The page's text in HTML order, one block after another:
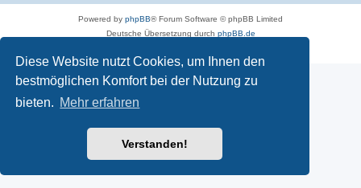
Diese Website nutzt Cookies, um Ihnen den
bestmöglichen Komfort bei der Nutzung zu
bieten. Mehr erfahren
Verstanden!
Powered by phpBB® Forum Software © phpBB Limited
Deutsche Übersetzung durch phpBB.de